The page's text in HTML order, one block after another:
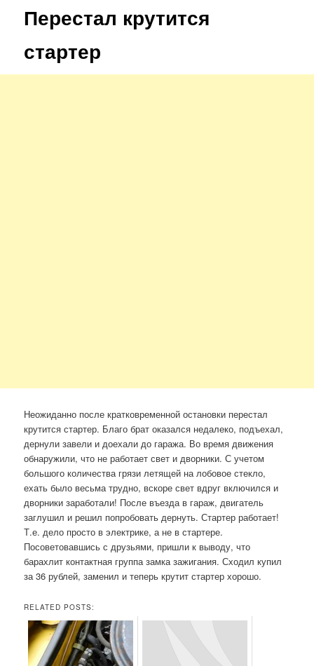
Перестал крутится
стартер
Неожиданно после кратковременной остановки перестал
крутится стартер. Благо брат оказался недалеко, подъехал,
дернули завели и доехали до гаража. Во время движения
обнаружили, что не работает свет и дворники. С учетом
большого количества грязи летящей на лобовое стекло,
ехать было весьма трудно, вскоре свет вдруг включился и
дворники заработали! После въезда в гараж, двигатель
заглушил и решил попробовать дернуть. Стартер работает!
Т.е. дело просто в электрике, а не в стартере.
Посоветовавшись с друзьями, пришли к выводу, что
барахлит контактная группа замка зажигания. Сходил купил
за 36 рублей, заменил и теперь крутит стартер хорошо.
RELATED POSTS: